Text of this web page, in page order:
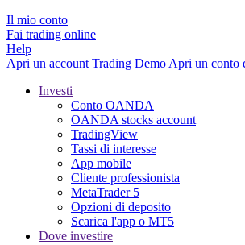
Il mio conto
Fai trading online
Help
Apri un account Trading Demo Apri un conto
Investi
Conto OANDA
OANDA stocks account
TradingView
Tassi di interesse
App mobile
Cliente professionista
MetaTrader 5
Opzioni di deposito
Scarica l'app o MT5
Dove investire